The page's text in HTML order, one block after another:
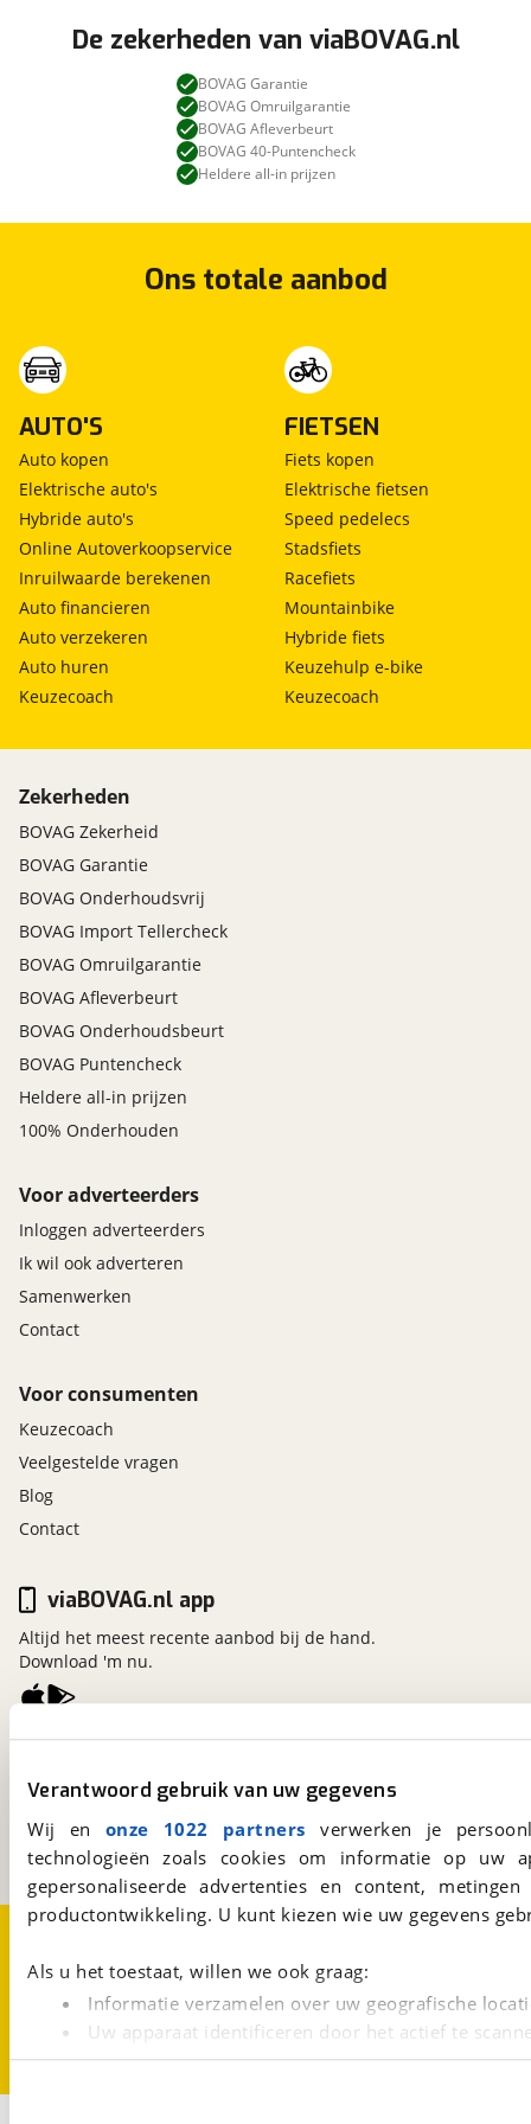
Verantwoord gebruik van uw gegevens
Wij en onze 1022 partners verwerken je
technologieën zoals cookies om informatie op
gepersonaliseerde advertenties en content,
productontwikkeling. U kunt kiezen wie uw gegevens
Als u het toestaat, willen we ook graag:
Informatie verzamelen over uw geografische
Uw apparaat identificeren door het actief te
Lees meer over hoe uw persoonlijke gegevens worden
De zekerheden van viaBOVAG.nl
BOVAG Garantie
BOVAG Omruilgarantie
BOVAG Afleverbeurt
BOVAG 40-Puntencheck
Heldere all-in prijzen
Ons totale aanbod
AUTO'S
Auto kopen
Elektrische auto's
Hybride auto's
Online Autoverkoopservice
Inruilwaarde berekenen
Auto financieren
Auto verzekeren
Auto huren
Keuzecoach
FIETSEN
Fiets kopen
Elektrische fietsen
Speed pedelecs
Stadsfiets
Racefiets
Mountainbike
Hybride fiets
Keuzehulp e-bike
Keuzecoach
Zekerheden
BOVAG Zekerheid
BOVAG Garantie
BOVAG Onderhoudsvrij
BOVAG Import Tellercheck
BOVAG Omruilgarantie
BOVAG Afleverbeurt
BOVAG Onderhoudsbeurt
BOVAG Puntencheck
Heldere all-in prijzen
100% Onderhouden
Voor adverteerders
Inloggen adverteerders
Ik wil ook adverteren
Samenwerken
Contact
Voor consumenten
Keuzecoach
Veelgestelde vragen
Blog
Contact
Kosterijland15
Bunnik
Een initiatief van
BOVAG
viaBOVAG.nl app
Altijd het meest recente aanbod bij de hand.
Download 'm nu.
Over viaBOVAG.nl
Disclaimer- en Privacyverklaring